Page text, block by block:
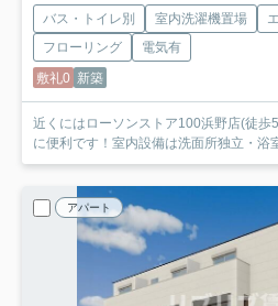
バス・トイレ別 室内洗濯機置場
フローリング
電気有
敷礼0 新築
近くにはローソンストア100浜野店(徒歩
に便利です！室内設備は洗面所独立・浴
アパート